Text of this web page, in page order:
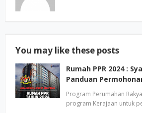
You may like these posts
Rumah PPR 2024 :
Panduan
Program Pеrumаhаn
рrоgrаm Kеrаjааn untuk